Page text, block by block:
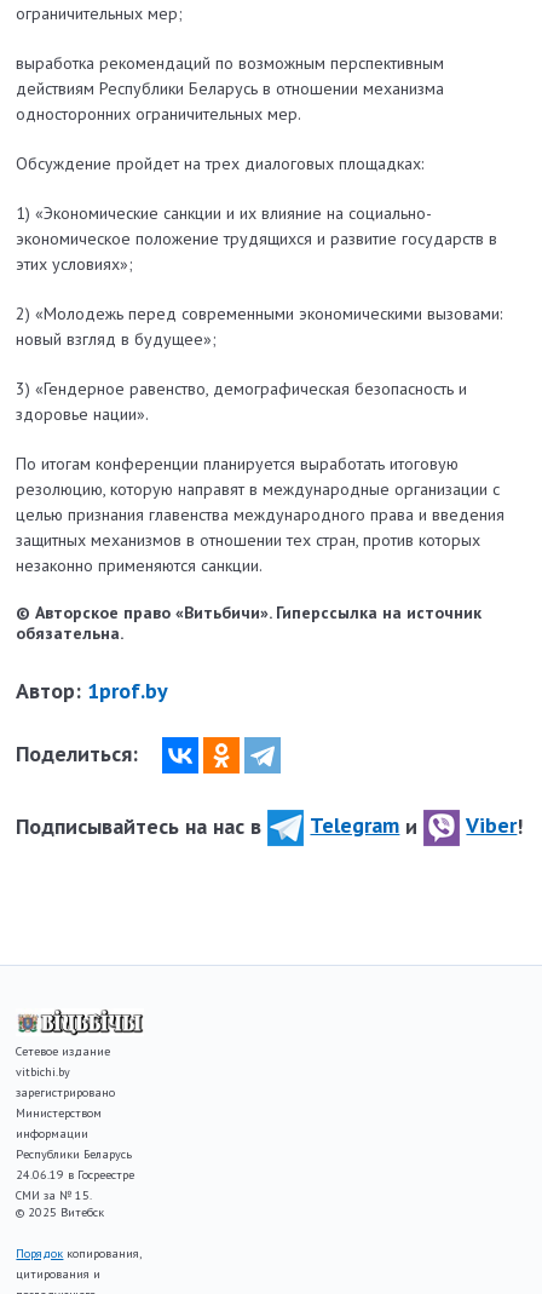
ограничительных мер;
выработка рекомендаций по возможным перспективным
действиям Республики Беларусь в отношении механизма
односторонних ограничительных мер.
Обсуждение пройдет на трех диалоговых площадках:
1) «Экономические санкции и их влияние на социально-
экономическое положение трудящихся и развитие государств в
этих условиях»;
2) «Молодежь перед современными экономическими вызовами:
новый взгляд в будущее»;
3) «Гендерное равенство, демографическая безопасность и
здоровье нации».
По итогам конференции планируется выработать итоговую
резолюцию, которую направят в международные организации с
целью признания главенства международного права и введения
защитных механизмов в отношении тех стран, против которых
незаконно применяются санкции.
© Авторское право «Витьбичи». Гиперссылка на источник
обязательна.
Автор: 1prof.by
Поделиться:
Подписывайтесь на нас в Telegram и Viber!
Сетевое издание
vitbichi.by
зарегистрировано
Министерством
информации
Республики Беларусь
24.06.19 в Госреестре
СМИ за № 15.
© 2025 Витебск
Порядок копирования,
цитирования и